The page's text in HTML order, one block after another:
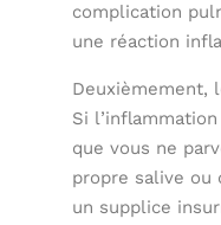
complication
une réaction
Deuxièmement,
Si
que vous ne
propre salive ou
un supplice